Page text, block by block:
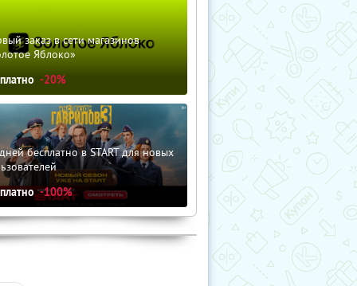
заказ в сети магазинов
Яблоко»
-20%
бесплатно в START для новых
-100%